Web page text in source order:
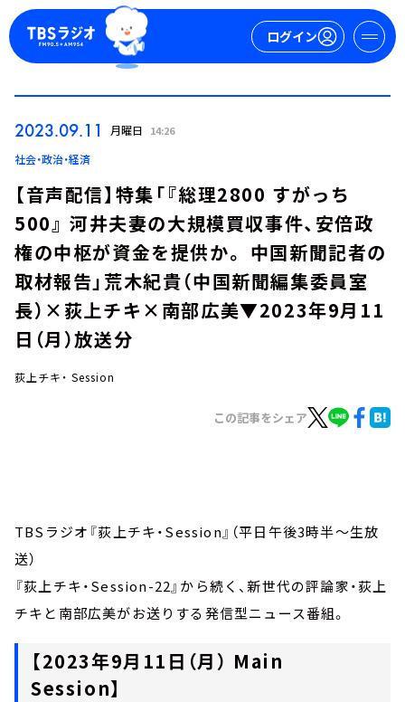
ログイン
今日の番組表
週間番組表
トピックス
2023.09.11 月曜日 14:26
社会・政治・経済
【音声配信】特集「『総理2800 すがっち
500』 河井夫妻の大規模買収事件、安倍政
権の中枢が資金を提供か。 中国新聞記者の
取材報告」荒木紀貴（中国新聞編集委員室
長）×荻上チキ×南部広美▼2023年9月11
日（月）放送分
荻上チキ・ Session
この記事をシェア
TBSラジオ『荻上チキ・Session』（平日午後3時半～生放
送）
『荻上チキ・Session-22』から続く、新世代の評論家・荻上
チキと南部広美がお送りする発信型ニュース番組。
【2023年9月11日（月） Main
Session】